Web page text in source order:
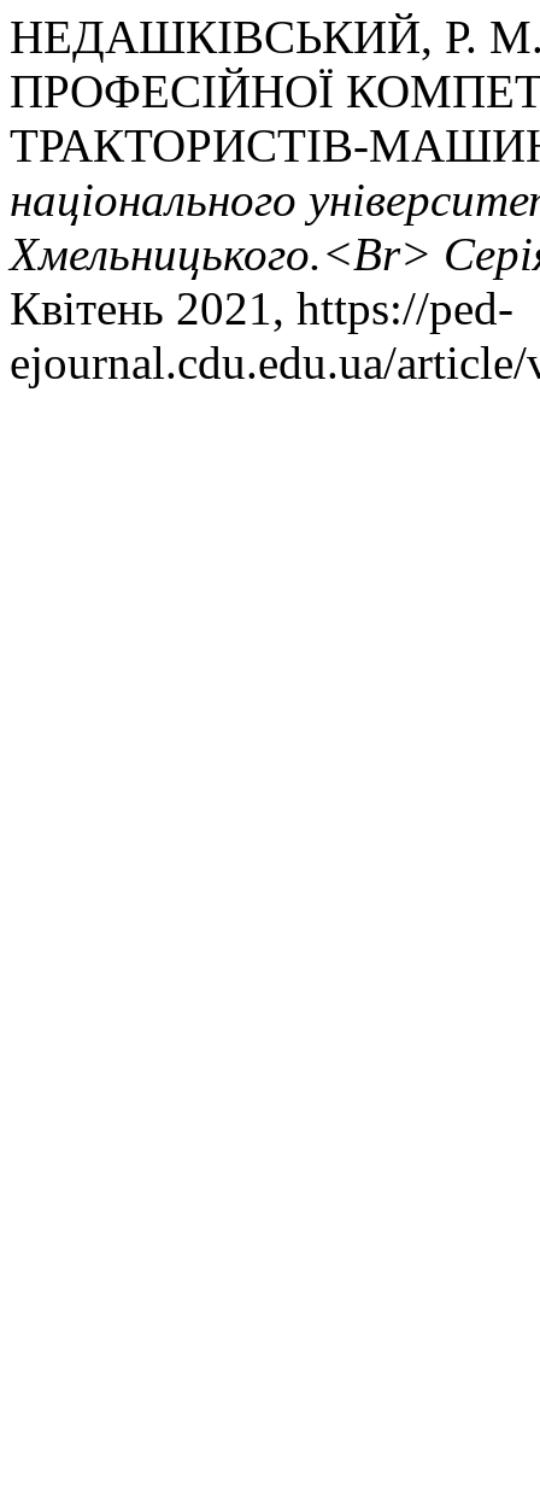
НЕДАШКІВСЬКИЙ, Р.
ПРОФЕСІЙНОЇ
ТРАКТОРИСТІВ-
національного
Хмельницького.<Br>
Квітень 2021, https://ped-
ejournal.cdu.edu.ua/